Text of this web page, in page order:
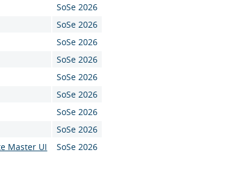
SoSe 2026
SoSe 2026
SoSe 2026
SoSe 2026
SoSe 2026
SoSe 2026
SoSe 2026
SoSe 2026
Master UI
SoSe 2026